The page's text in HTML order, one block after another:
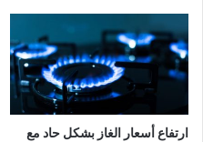
ارتفاع أسعار الغاز بشكل حاد مع